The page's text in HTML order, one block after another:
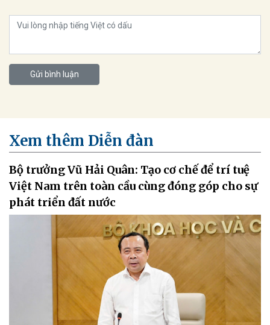
Gửi bình luận
Xem thêm Diễn đàn
Bộ trưởng Vũ Hải Quân: Tạo cơ chế để trí tuệ
Việt Nam trên toàn cầu cùng đóng góp cho sự
phát triển đất nước